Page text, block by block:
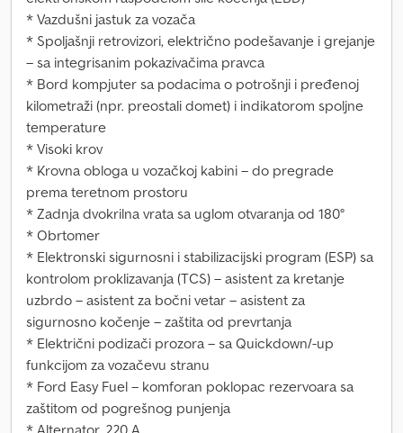
* Vazdušni jastuk za vozača
* Spoljašnji retrovizori, električno podešavanje i grejanje
– sa integrisanim pokazivačima pravca
* Bord kompjuter sa podacima o potrošnji i pređenoj
kilometraži (npr. preostali domet) i indikatorom spoljne
temperature
* Visoki krov
* Krovna obloga u vozačkoj kabini – do pregrade
prema teretnom prostoru
* Zadnja dvokrilna vrata sa uglom otvaranja od 180°
* Obrtomer
* Elektronski sigurnosni i stabilizacijski program (ESP) sa
kontrolom proklizavanja (TCS) – asistent za kretanje
uzbrdo – asistent za bočni vetar – asistent za
sigurnosno kočenje – zaštita od prevrtanja
* Električni podizači prozora – sa Quickdown/-up
funkcijom za vozačevu stranu
* Ford Easy Fuel – komforan poklopac rezervoara sa
zaštitom od pogrešnog punjenja
* Alternator, 220 A